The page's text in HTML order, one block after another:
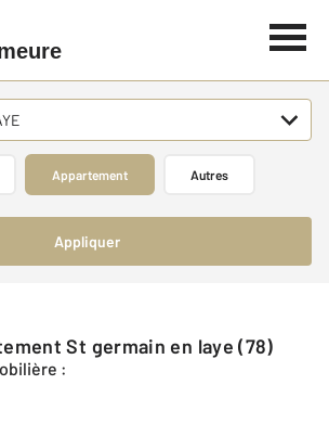
Appartement Autres
Appliquer
St germain en laye (78)
: